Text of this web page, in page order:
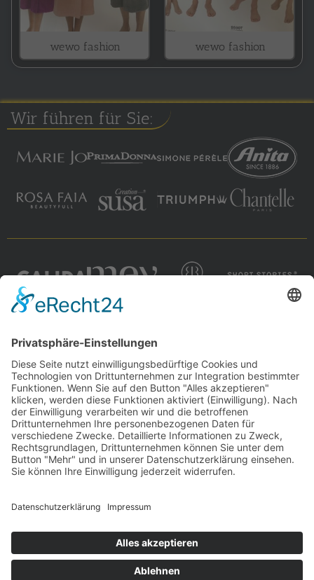
wewo fashion wewo fashion
Wir führen für Sie:
Impressum Datenschutzerklärung